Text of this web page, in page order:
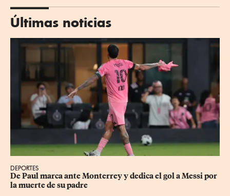
Últimas noticias
DEPORTES
De Paul marca ante Monterrey y dedica el gol a Messi por
la muerte de su padre